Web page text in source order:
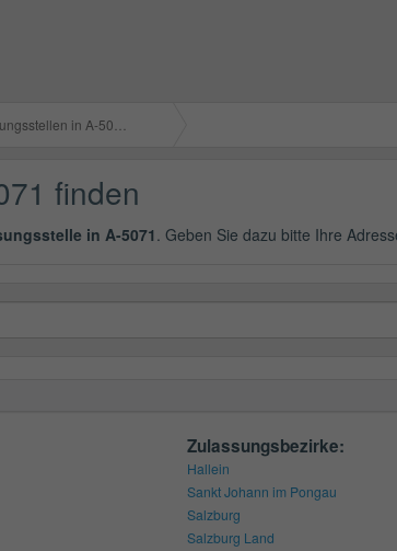
in A-5071
finden
in A-5071 . Geben Sie dazu bitte Ihre
Zulassungsbezirke:
Hallein
Sankt Johann im Pongau
Salzburg
Salzburg Land